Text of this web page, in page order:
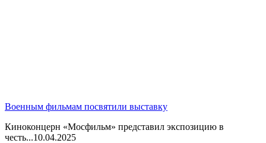
Военным фильмам посвятили выставку
Киноконцерн «Мосфильм» представил экспозицию в
честь...10.04.2025